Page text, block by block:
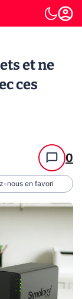
et ne
ces
0
nous en favori